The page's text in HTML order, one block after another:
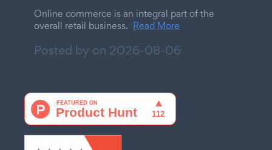
Online commerce is an integral part of the
overall retail business. Read More
Posted by on 2026-08-06